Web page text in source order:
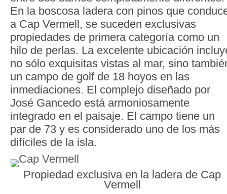
En la boscosa ladera con pinos que
a Cap Vermell, se suceden exclusivas
propiedades de primera categoría como un
hilo de perlas. La excelente ubicación
no sólo exquisitas vistas al mar, sino
un campo de golf de 18 hoyos en las
inmediaciones. El complejo diseñado por
José Gancedo está armoniosamente
integrado en el paisaje. El campo tiene un
par de 73 y es considerado uno de los más
difíciles de la isla.
Propiedad exclusiva en la ladera de Cap
Vermell